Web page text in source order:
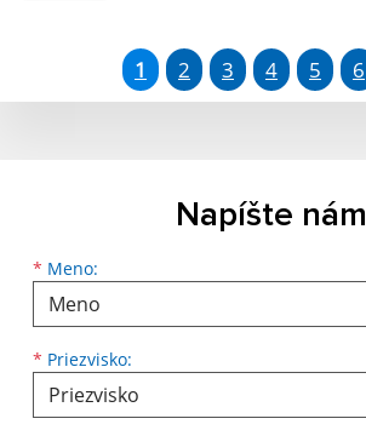
1 2 3 4 5 6
Napíšte nám
* Meno:
Meno
* Priezvisko:
Priezvisko
E-mailová adresa